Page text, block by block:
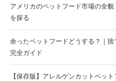
アメリカのペットフード市場の全
を探る
余ったペットフードどうする？｜
完全ガイド
【保存版】アレルゲンカットペッ